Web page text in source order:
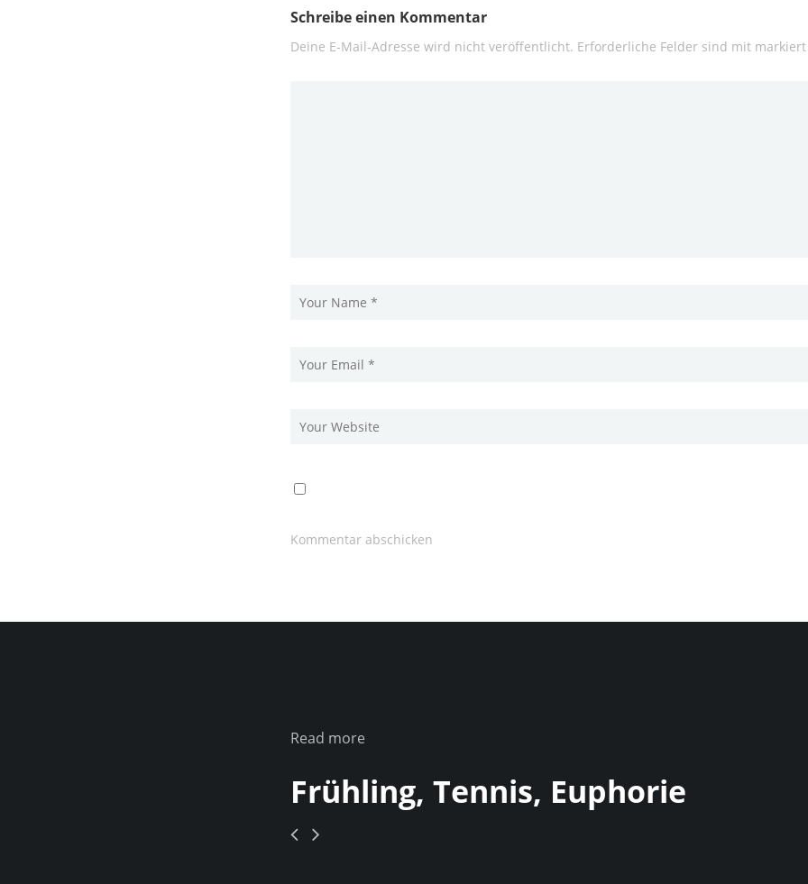
Schreibe einen Kommentar
Deine E-Mail-Adresse wird nicht veröffentlicht. Erforderliche Felder sind mit markiert
Read more
Frühling, Tennis, Euphorie